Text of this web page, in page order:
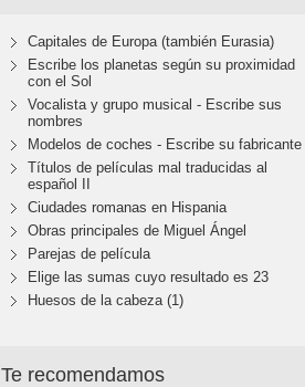
Capitales de Europa (también Eurasia)
Escribe los planetas según su proximidad
con el Sol
Vocalista y grupo musical - Escribe sus
nombres
Modelos de coches - Escribe su fabricante
Títulos de películas mal traducidas al
español II
Ciudades romanas en Hispania
Obras principales de Miguel Ángel
Parejas de película
Elige las sumas cuyo resultado es 23
Huesos de la cabeza (1)
Te recomendamos